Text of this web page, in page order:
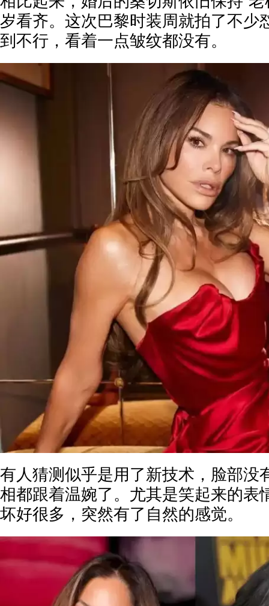
岁看齐。这次巴黎时装周就拍了不少
到不行，看着一点皱纹都没有。
有人猜测似乎是用了新技术，脸部没
相都跟着温婉了。尤其是笑起来的表
坏好很多，突然有了自然的感觉。